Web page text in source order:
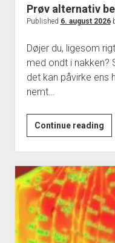
Prøv alternativ
Published 6. august 2026
Døjer du, ligesom
med ondt i nakken?
det kan påvirke ens
nemt…
Continue reading
af